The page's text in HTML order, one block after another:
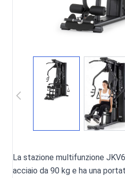
La stazione multifunzione
acciaio da 90 kg e ha una